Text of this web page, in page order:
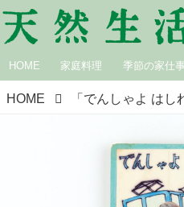
HOME 家庭料理 季節の家仕事
HOME